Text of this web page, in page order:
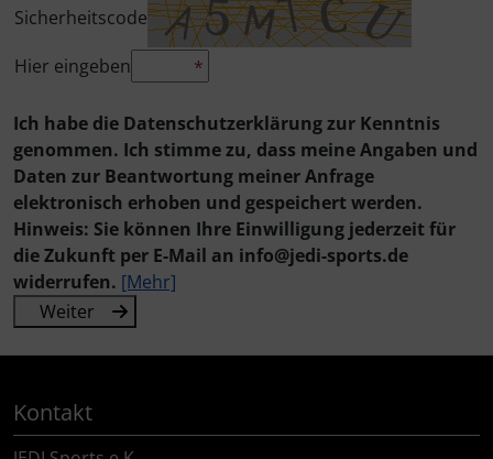
Sicherheitscode
Hier eingeben
*
Ich habe die Datenschutzerklärung zur Kenntnis
genommen. Ich stimme zu, dass meine Angaben und
Daten zur Beantwortung meiner Anfrage
elektronisch erhoben und gespeichert werden.
Hinweis: Sie können Ihre Einwilligung jederzeit für
die Zukunft per E-Mail an info@jedi-sports.de
widerrufen. [Mehr]
Weiter
Kontakt
Wilier Triestina
Wilier Triestina
Lenkerband
Pedale
Powermeter
Reifen
Sättel
Flaschenhalter & Zubehör
Indoor-Trainingsrollen
Laufradzubehör
Rahmenzubehör
Reinigungs- & Pflegemittel
Rucksäcke & Taschen
Schmierstoffe
Werkzeug & Zubehör
ENCODER STRIKE (Vented)
SUTRO LITE
SUTRO LITE SWEEP
SUTRO S
HYDRA
FIELD JACKET
Ceramicspeed
CloseTheGap
Colnago
CONTEC
Continental
DT Swiss